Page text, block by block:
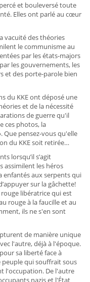
et bouleversé toute
Elles ont parlé au cœur
vacuité des théories
le communisme au
par les états-majors
les gouvernements, les
et des porte-parole bien
du KKE ont déposé une
et de la nécessité
de guerre qu'il
ces photos, la
Que pensez-vous qu'elle
du KKE soit retirée…
lorsqu’il s’agit
assimilent les héros
enfantés aux serpents qui
sur la gâchette!
rouge libératrice qui est
rouge à la faucille et au
ils ne s'en sont
de manière unique
l'autre, déjà à l'époque.
sa liberté face à
peuple qui souffrait sous
l'occupation. De l'autre
nazis et l'État